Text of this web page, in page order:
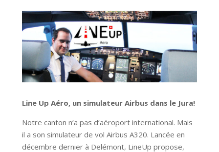
Line Up Aéro, un simulateur Airbus dans le Jura!
Notre canton n’a pas d’aéroport international. Mais
il a son simulateur de vol Airbus A320. Lancée en
décembre dernier à Delémont, LineUp propose,